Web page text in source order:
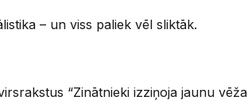
– un viss paliek vēl sliktāk.
“Zinātnieki izziņoja jaunu vēža